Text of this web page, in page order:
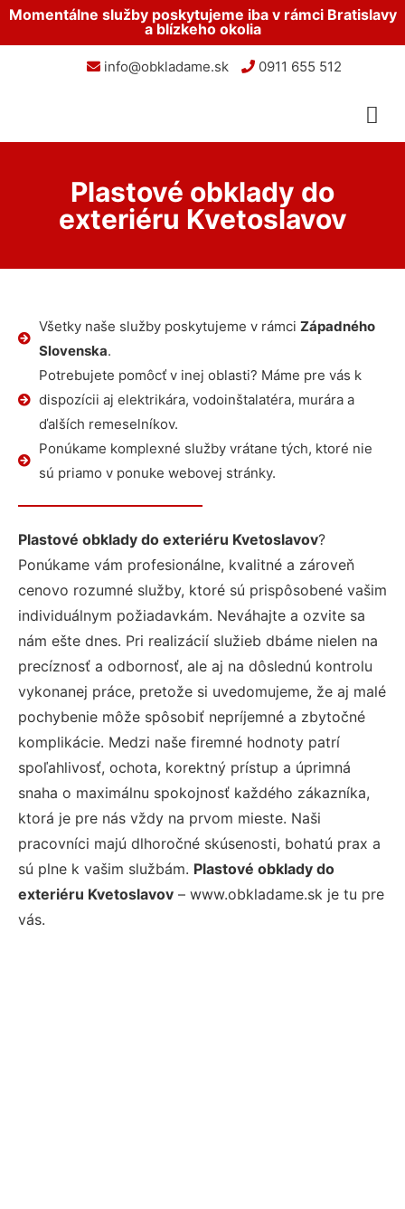
Momentálne služby poskytujeme iba v rámci Bratislavy
a blízkeho okolia
info@obkladame.sk 0911 655 512
Plastové obklady do
exteriéru Kvetoslavov
Všetky naše služby poskytujeme v rámci Západného
Slovenska.
Potrebujete pomôcť v inej oblasti? Máme pre vás k
dispozícii aj elektrikára, vodoinštalatéra, murára a
ďalších remeselníkov.
Ponúkame komplexné služby vrátane tých, ktoré nie
sú priamo v ponuke webovej stránky.
Plastové obklady do exteriéru Kvetoslavov?
Ponúkame vám profesionálne, kvalitné a zároveň
cenovo rozumné služby, ktoré sú prispôsobené vašim
individuálnym požiadavkám. Neváhajte a ozvite sa
nám ešte dnes. Pri realizácií služieb dbáme nielen na
precíznosť a odbornosť, ale aj na dôslednú kontrolu
vykonanej práce, pretože si uvedomujeme, že aj malé
pochybenie môže spôsobiť nepríjemné a zbytočné
komplikácie. Medzi naše firemné hodnoty patrí
spoľahlivosť, ochota, korektný prístup a úprimná
snaha o maximálnu spokojnosť každého zákazníka,
ktorá je pre nás vždy na prvom mieste. Naši
pracovníci majú dlhoročné skúsenosti, bohatú prax a
sú plne k vašim službám. Plastové obklady do
exteriéru Kvetoslavov – www.obkladame.sk je tu pre
vás.